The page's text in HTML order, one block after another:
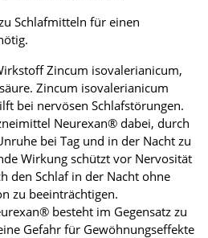
Schlafmitteln für einen
Zincum isovalerianicum,
Zincum isovalerianicum
bei nervösen Schlafstörungen.
Neurexan® dabei, durch
bei Tag und in der Nacht zu
Wirkung schützt vor Nervosität
den Schlaf in der Nacht ohne
zu beeinträchtigen.
besteht im Gegensatz zu
Gefahr für Gewöhnungseffekte